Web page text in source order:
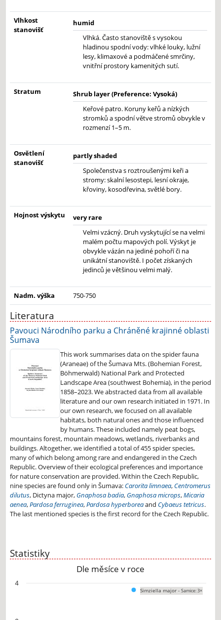
Vlhkost
stanovišť
humid
Vlhká. Často stanoviště s vysokou
hladinou spodní vody: vlhké louky, lužní
lesy, klimaxové a podmáčené smrčiny,
vnitřní prostory kamenitých sutí.
Stratum
Shrub layer (Preference: Vysoká)
Keřové patro. Koruny keřů a nízkých
stromků a spodní větve stromů obvykle v
rozmenzí 1–5 m.
Osvětlení
stanovišť
partly shaded
Společenstva s roztroušenými keři a
stromy: skalní lesostepi, lesní okraje,
křoviny, kosodřevina, světlé bory.
Hojnost výskytu
very rare
Velmi vzácný. Druh vyskytující se na velmi
malém počtu mapových polí. Výskyt je
obvykle vázán na jediné pohoří či na
unikátní stanoviště. I počet získaných
jedinců je většinou velmi malý.
Nadm. výška 750-750
Literatura
Pavouci Národního parku a Chráněné krajinné oblasti
Šumava
This work summarises data on the spider fauna
(Araneae) of the Šumava Mts. (Bohemian Forest,
Böhmerwald) National Park and Protected
Landscape Area (southwest Bohemia), in the period
1858–2023. We abstracted data from all available
literature and our own research initiated in 1971. In
our own research, we focused on all available
habitats, both natural ones and those influenced
by humans. These included namely peat bogs,
mountains forest, mountain meadows, wetlands, riverbanks and
buildings. Altogether, we identified a total of 455 spider species,
many of which belong among rare and endangered in the Czech
Republic. Overview of their ecological preferences and importance
for nature conservation are provided. Within the Czech Republic,
nine species are found only in Šumava: Carorita limnaea, Centromerus
dilutus, Dictyna major, Gnaphosa badia, Gnaphosa microps,Micaria
aenea,Pardosa ferruginea,Pardosa hyperboreaand Cybaeus tetricus.
The last mentioned species is the first record for the Czech Republic.
Statistiky
Dle měsíce v roce
Chart
Simziella major - Samice: 3×
4